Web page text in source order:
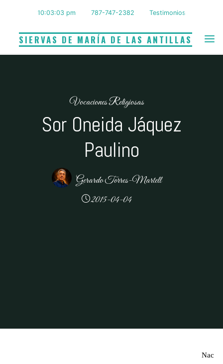
contenidoSIERVAS DE MARÍA DE LAS ANTILLAS
10:03:04 pm 787-747-2382 Testimonios
Vocaciones Religiosas
Sor Oneida Jáquez
Paulino
Gerardo Torres-Martell
2015-04-04
Nac